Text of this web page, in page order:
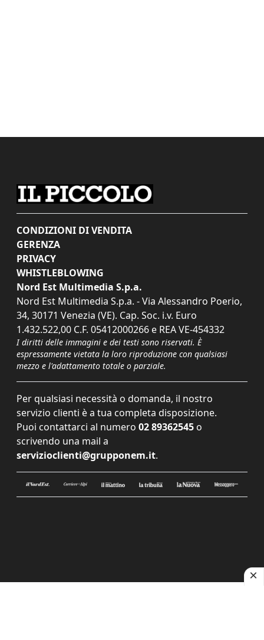
CONDIZIONI DI VENDITA
GERENZA
PRIVACY
WHISTLEBLOWING
Nord Est Multimedia S.p.a.
Nord Est Multimedia S.p.a. - Via Alessandro Poerio,
34, 30171 Venezia (VE). Cap. Soc. i.v. Euro
1.432.522,00 C.F. 05412000266 e REA VE-454332
I diritti delle immagini e dei testi sono riservati. È
espressamente vietata la loro riproduzione con qualsiasi
mezzo e l'adattamento totale o parziale.
Per qualsiasi necessità o domanda, il nostro
servizio clienti è a tua completa disposizione.
Puoi contattarci al numero 02 89362545 o
scrivendo una mail a
servizioclienti@grupponem.it.